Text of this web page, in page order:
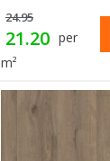
24.95
21.20 per
m²